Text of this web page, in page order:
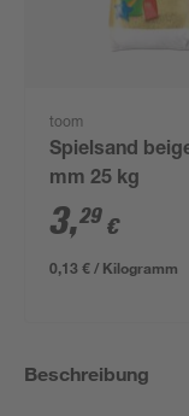
toom
Spielsand
mm 25 kg
3,29 €
0,13 € / Kilogramm
Beschreibung